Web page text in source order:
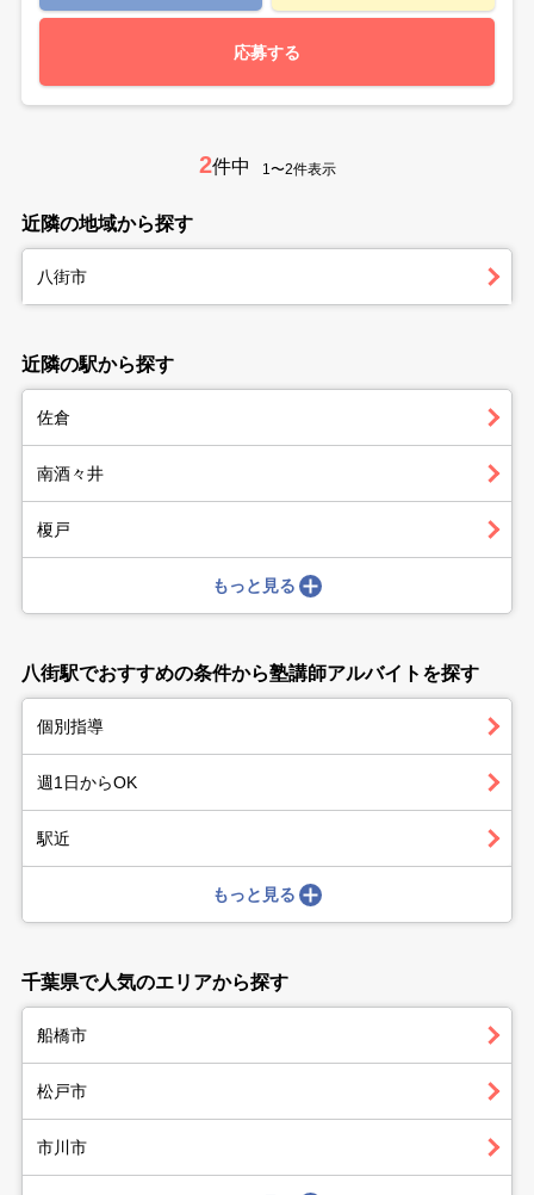
応募する
2件中 1〜2件表示
近隣の地域から探す
八街市
近隣の駅から探す
佐倉
南酒々井
榎戸
もっと見る
八街駅でおすすめの条件から塾講師アルバイトを探す
個別指導
週1日からOK
駅近
もっと見る
千葉県で人気のエリアから探す
船橋市
松戸市
市川市